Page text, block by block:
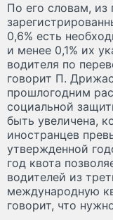
По его словам, из
0,6% есть
и менее 0,1% их
водителя по
говорит П.
прошлогодним
социальной
быть увеличена,
иностранцев
утвержденной
год квота
водителей из
международную
говорит, что